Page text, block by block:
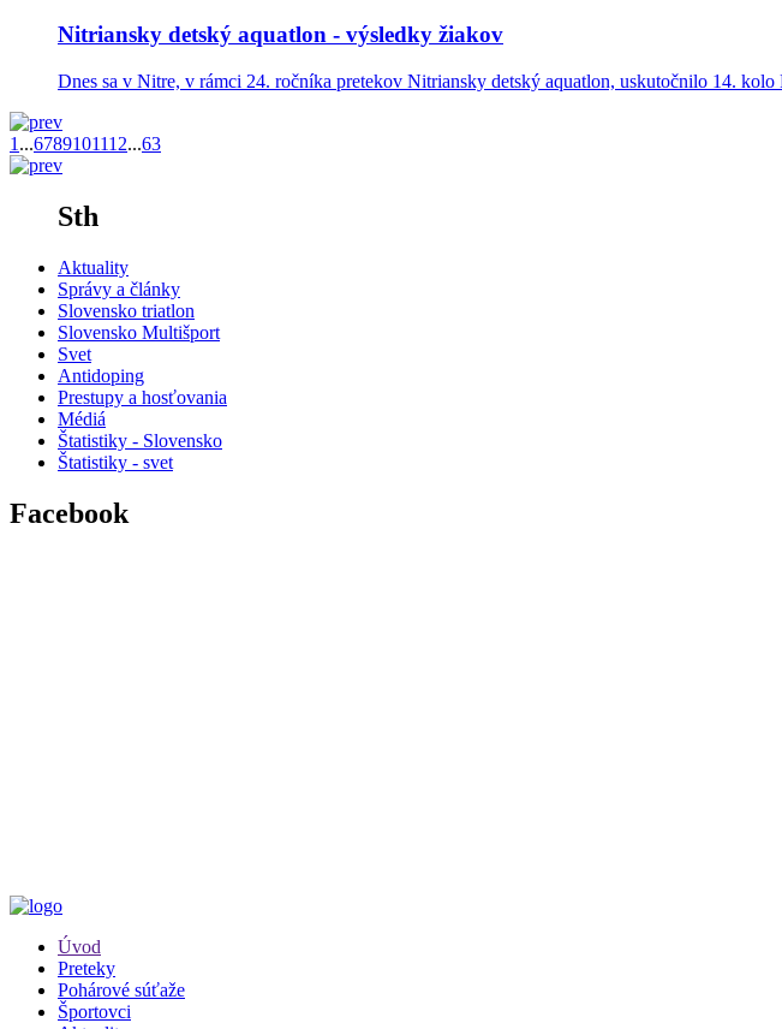
Nitriansky detský aquatlon - výsledky žiakov
Dnes sa v Nitre, v rámci 24. ročníka pretekov Nitriansky detský aquatlon, uskutočnilo 14. kolo
1 ...6789101112...63
Sth
Aktuality
Správy a články
Slovensko triatlon
Slovensko Multišport
Svet
Antidoping
Prestupy a hosťovania
Médiá
Štatistiky - Slovensko
Štatistiky - svet
Facebook
Úvod
Preteky
Pohárové súťaže
Športovci